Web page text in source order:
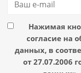
Нажимая
согласие на
данных, в
от 27.07.2006